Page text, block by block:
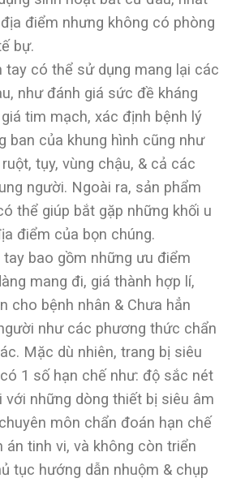
điểm nhưng không có phòng
bự.
tay có thể sử dụng mang lại các
như đánh giá sức đề kháng
tim mạch, xác định bệnh lý
ban của khung hình cũng như
tụy, vùng chậu, & cả các
người. Ngoài ra, sản phẩm
thể giúp bắt gặp những khối u
điểm của bọn chúng.
bao gồm những ưu điểm
mang đi, giá thành hợp lí,
cho bệnh nhân & Chưa hẳn
như các phương thức chẩn
Mặc dù nhiên, trang bị siêu
1 số hạn chế như: độ sắc nét
với những dòng thiết bị siêu âm
môn chẩn đoán hạn chế
án tinh vi, và không còn triển
tục hướng dẫn nhuộm & chụp